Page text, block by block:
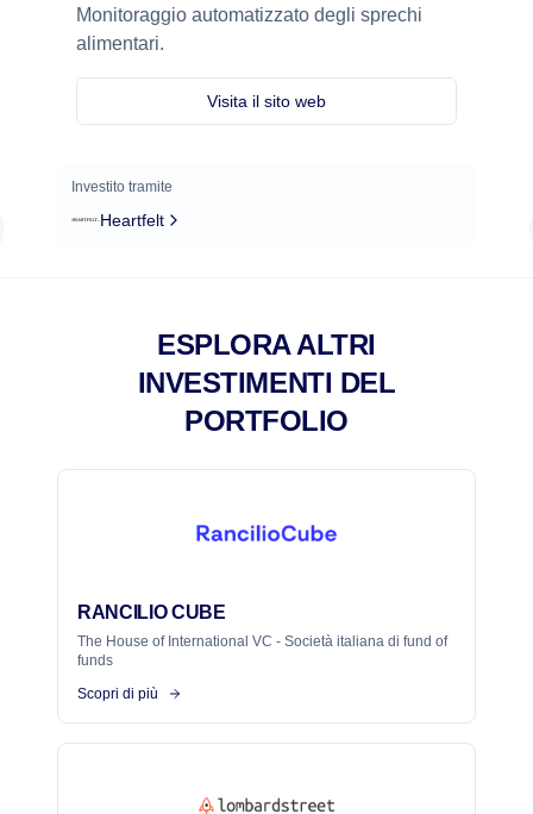
Monitoraggio automatizzato degli sprechi
alimentari.
Visita il sito web
Investito tramite
Heartfelt
ESPLORA ALTRI
INVESTIMENTI DEL
PORTFOLIO
RANCILIO CUBE
The House of International VC - Società italiana di fund of
funds
Scopri di più